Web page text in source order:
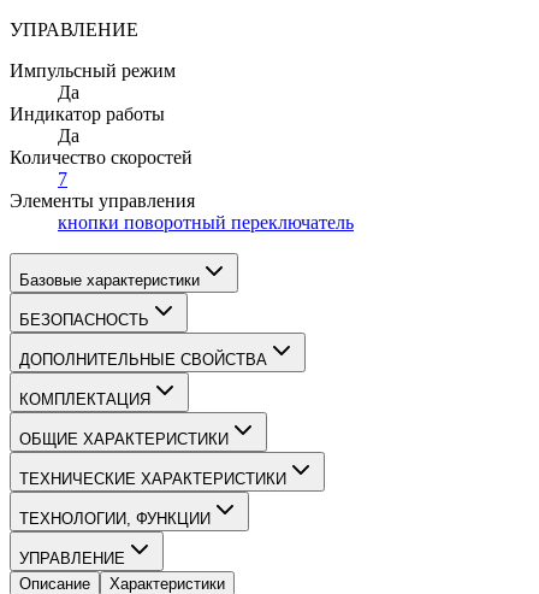
УПРАВЛЕНИЕ
Импульсный режим
Да
Индикатор работы
Да
Количество скоростей
7
Элементы управления
кнопки поворотный переключатель
Базовые характеристики
БЕЗОПАСНОСТЬ
ДОПОЛНИТЕЛЬНЫЕ СВОЙСТВА
КОМПЛЕКТАЦИЯ
ОБЩИЕ ХАРАКТЕРИСТИКИ
ТЕХНИЧЕСКИЕ ХАРАКТЕРИСТИКИ
ТЕХНОЛОГИИ, ФУНКЦИИ
УПРАВЛЕНИЕ
Описание
Характеристики